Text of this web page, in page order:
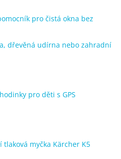
pro čistá okna bez
dřevěná udírna nebo zahradní
pro děti s GPS
tlaková myčka Kärcher K5